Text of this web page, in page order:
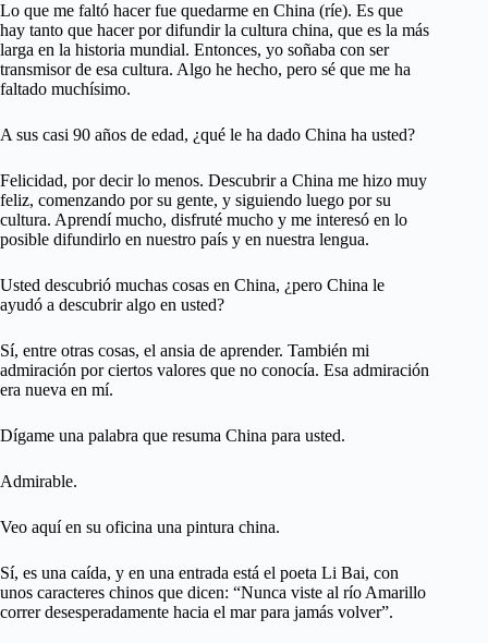
Lo que me faltó hacer fue quedarme en China (ríe). Es que
hay tanto que hacer por difundir la cultura china, que es la más
larga en la historia mundial. Entonces, yo soñaba con ser
transmisor de esa cultura. Algo he hecho, pero sé que me ha
faltado muchísimo.
A sus casi 90 años de edad, ¿qué le ha dado China ha usted?
Felicidad, por decir lo menos. Descubrir a China me hizo muy
feliz, comenzando por su gente, y siguiendo luego por su
cultura. Aprendí mucho, disfruté mucho y me interesó en lo
posible difundirlo en nuestro país y en nuestra lengua.
Usted descubrió muchas cosas en China, ¿pero China le
ayudó a descubrir algo en usted?
Sí, entre otras cosas, el ansia de aprender. También mi
admiración por ciertos valores que no conocía. Esa admiración
era nueva en mí.
Dígame una palabra que resuma China para usted.
Admirable.
Veo aquí en su oficina una pintura china.
Sí, es una caída, y en una entrada está el poeta Li Bai, con
unos caracteres chinos que dicen: “Nunca viste al río Amarillo
correr desesperadamente hacia el mar para jamás volver”.